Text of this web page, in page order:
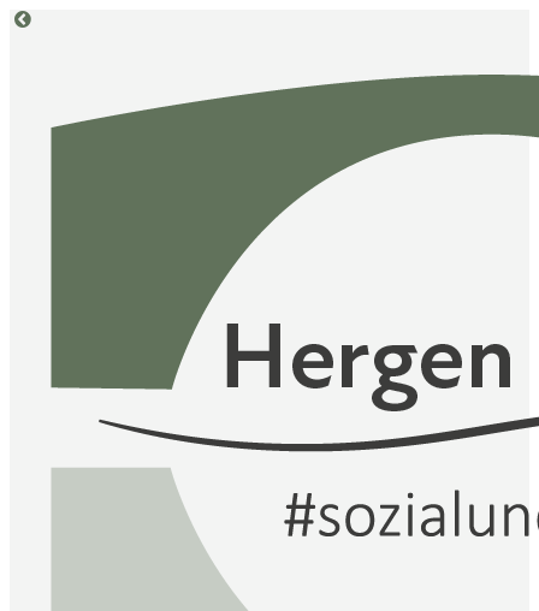
Return
2025-